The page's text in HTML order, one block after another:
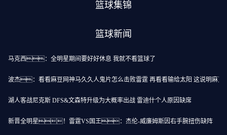
篮球集锦
篮球新闻
马克西：全明星期间要好好休息 我就不看篮球了
波杰：看看麻豆网神马久久人鬼片怎么击败雷霆 再看看输给太阳 这说明麻豆
湖人客战尼克斯 DFS&文森特升级为大概率出战 雷迪什个人原因缺席
新晋全明星！雷霆VS国王：杰伦-威廉姆斯因右手腕扭伤缺阵